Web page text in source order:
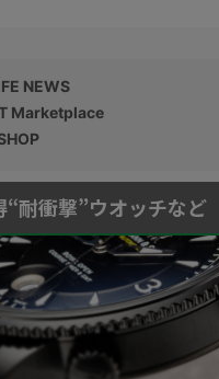
NEWS
Marketplace
“耐衝撃”ウオッチなど